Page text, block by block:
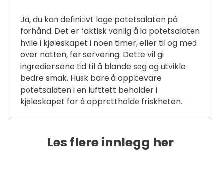
Ja, du kan definitivt lage potetsalaten på
forhånd. Det er faktisk vanlig å la potetsalaten
hvile i kjøleskapet i noen timer, eller til og med
over natten, før servering. Dette vil gi
ingrediensene tid til å blande seg og utvikle
bedre smak. Husk bare å oppbevare
potetsalaten i en lufttett beholder i
kjøleskapet for å opprettholde friskheten.
Les flere innlegg her